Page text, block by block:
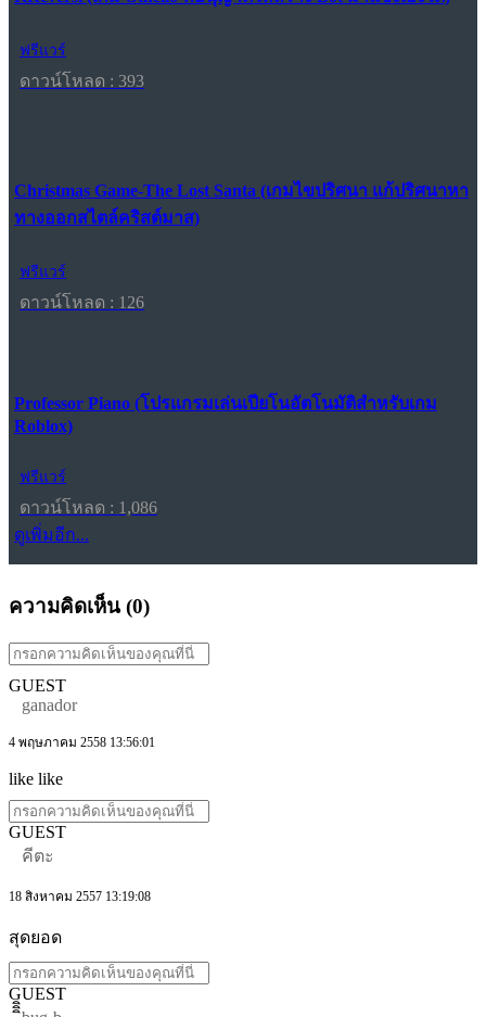
ฟรีแวร์
ดาวน์โหลด : 393
Christmas Game-The Lost Santa (เกมไขปริศนา แก้ปริศนาหา
ทางออกสไตล์คริสต์มาส)
ฟรีแวร์
ดาวน์โหลด : 126
Professor Piano (โปรแกรมเล่นเปียโนอัตโนมัติสำหรับเกม
Roblox)
ฟรีแวร์
ดาวน์โหลด : 1,086
ดูเพิ่มอีก...
ความคิดเห็น (0)
GUEST
ganador
4 พฤษภาคม 2558 13:56:01
like like
GUEST
คีตะ
18 สิงหาคม 2557 13:19:08
สุดยอด
GUEST